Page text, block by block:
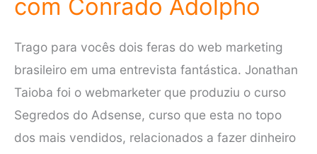
Treinamento?
com Conrado Adolpho
Trago para vocês dois feras do web marketing
brasileiro em uma entrevista fantástica. Jonathan
Taioba foi o webmarketer que produziu o curso
Segredos do Adsense, curso que esta no topo
dos mais vendidos, relacionados a fazer dinheiro